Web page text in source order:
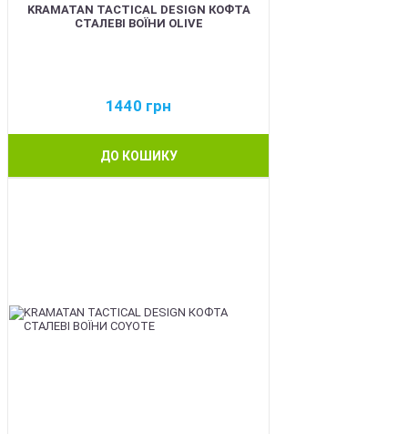
KRAMATAN TACTICAL DESIGN КОФТА
СТАЛЕВІ ВОЇНИ OLIVE
1440 грн
ДО КОШИКУ